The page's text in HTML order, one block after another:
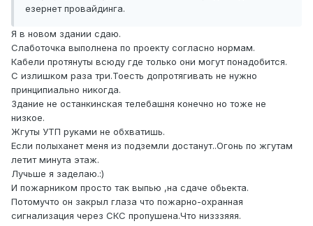
езернет провайдинга.
Я в новом здании сдаю.
Слаботочка выполнена по проекту согласно нормам.
Кабели протянуты всюду где только они могут понадобится.
С излишком раза три.Тоесть допротягивать не нужно
принципиально никогда.
Здание не останкинская телебашня конечно но тоже не
низкое.
Жгуты УТП руками не обхватишь.
Если полыханет меня из подземли достанут..Огонь по жгутам
летит минута этаж.
Лучьше я заделаю.:)
И пожарником просто так выпью ,на сдаче обьекта.
Потомучто он закрыл глаза что пожарно-охранная
сигнализация через СКС пропушена.Что низззяяя.